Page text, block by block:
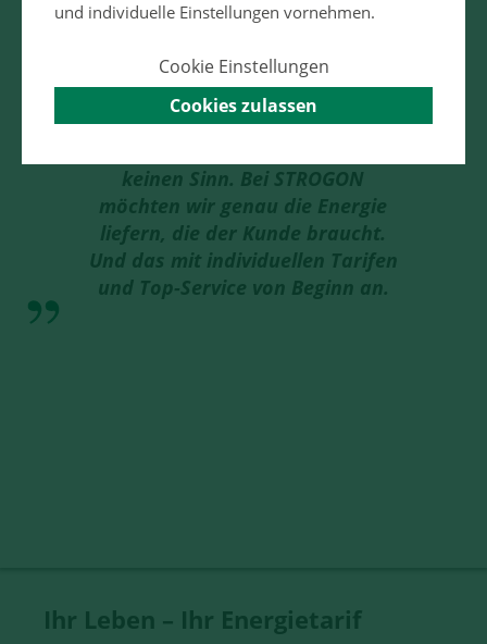
Ein Baum alleine macht noch
keinen Wald. Und ein Tarif für alle
keinen Sinn. Bei STROGON
möchten wir genau die Energie
liefern, die der Kunde braucht.
Und das mit individuellen Tarifen
und Top-Service von Beginn an.
Ihr Leben – Ihr Energietarif
und individuelle Einstellungen vornehmen.
Cookie Einstellungen
Cookies zulassen